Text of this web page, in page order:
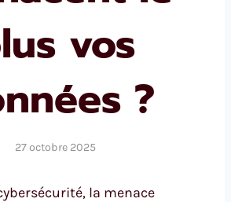
vos
?
27 octobre 2025
la menace